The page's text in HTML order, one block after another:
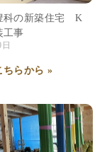
科の新築住宅 K
事
ちらから »